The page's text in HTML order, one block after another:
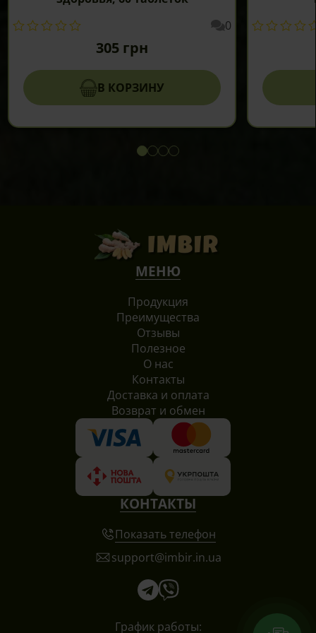
0
305 грн
В КОРЗИНУ
График работы:
МЕНЮ
Продукция
Преимущества
Отзывы
Полезное
О нас
Контакты
Доставка и оплата
Возврат и обмен
КОНТАКТЫ
Показать телефон
support@imbir.in.ua